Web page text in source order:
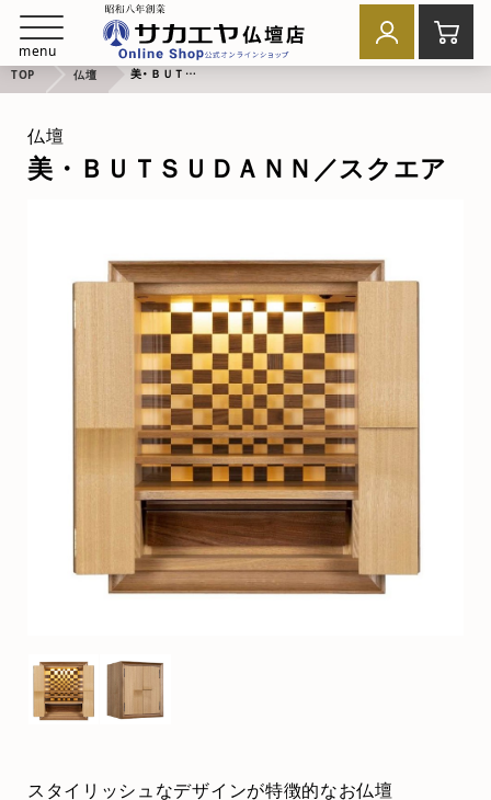
menu
TOP 仏壇 美・ＢＵＴＳＵＤＡＮＮ／スクエア
仏壇
美・ＢＵＴＳＵＤＡＮＮ／スクエア
スタイリッシュなデザインが特徴的なお仏壇